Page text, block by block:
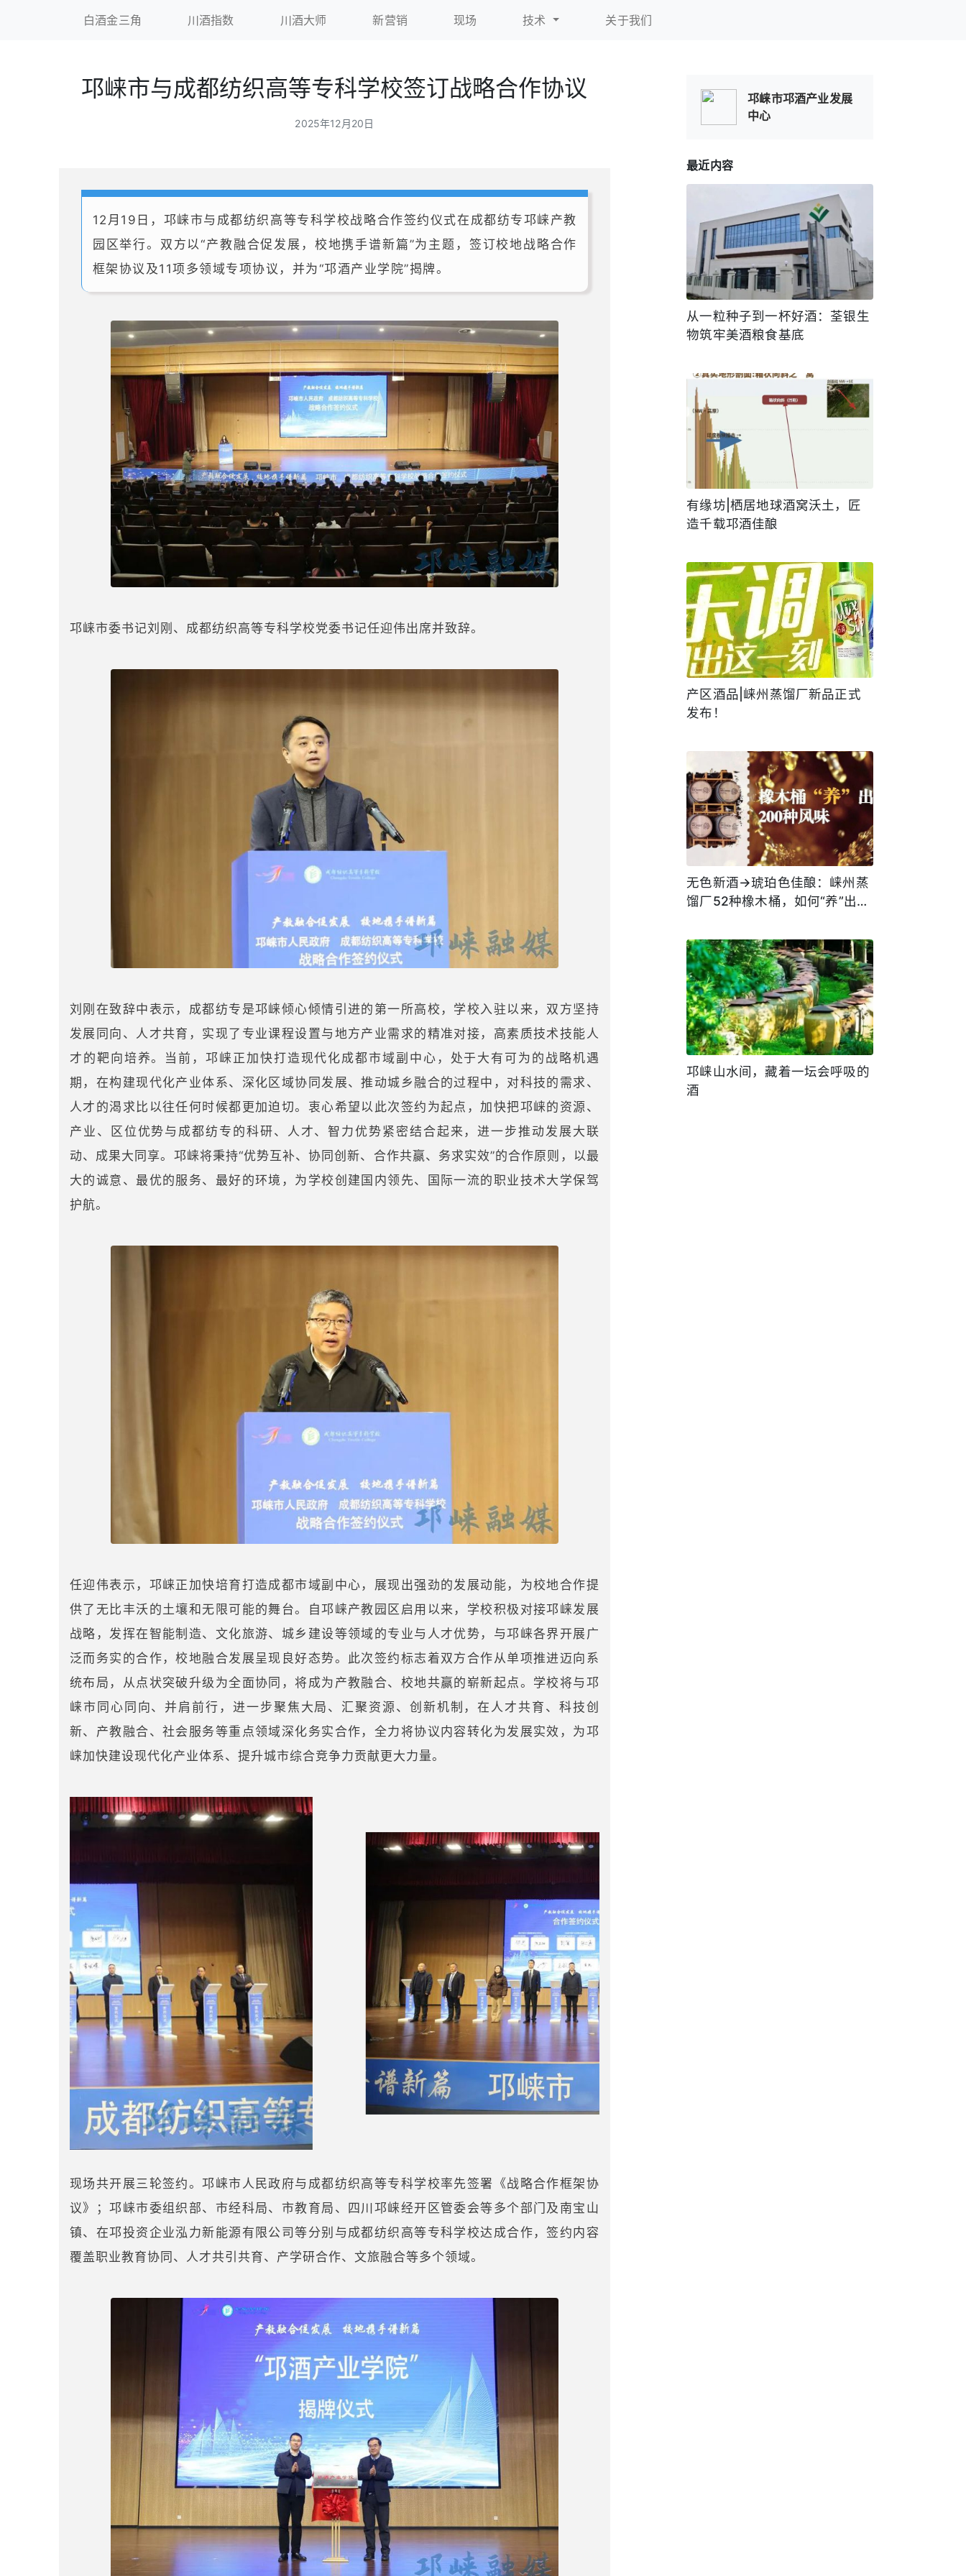
白酒金三角 川酒指数 川酒大师 新营销 现场 技术 关于我们
邛崃市与成都纺织高等专科学校签订战略合作协议
2025年12月20日
12月19日，邛崃市与成都纺织高等专科学校战略合作签约仪式在成都纺专邛崃产教
园区举行。双方以“产教融合促发展，校地携手谱新篇”为主题，签订校地战略合作
框架协议及11项多领域专项协议，并为“邛酒产业学院”揭牌。
邛崃市委书记刘刚、成都纺织高等专科学校党委书记任迎伟出席并致辞。
刘刚在致辞中表示，成都纺专是邛崃倾心倾情引进的第一所高校，学校入驻以来，双方坚持
发展同向、人才共育，实现了专业课程设置与地方产业需求的精准对接，高素质技术技能人
才的靶向培养。当前，邛崃正加快打造现代化成都市域副中心，处于大有可为的战略机遇
期，在构建现代化产业体系、深化区域协同发展、推动城乡融合的过程中，对科技的需求、
人才的渴求比以往任何时候都更加迫切。衷心希望以此次签约为起点，加快把邛崃的资源、
产业、区位优势与成都纺专的科研、人才、智力优势紧密结合起来，进一步推动发展大联
动、成果大同享。邛崃将秉持“优势互补、协同创新、合作共赢、务求实效”的合作原则，以最
大的诚意、最优的服务、最好的环境，为学校创建国内领先、国际一流的职业技术大学保驾
护航。
任迎伟表示，邛崃正加快培育打造成都市域副中心，展现出强劲的发展动能，为校地合作提
供了无比丰沃的土壤和无限可能的舞台。自邛崃产教园区启用以来，学校积极对接邛崃发展
战略，发挥在智能制造、文化旅游、城乡建设等领域的专业与人才优势，与邛崃各界开展广
泛而务实的合作，校地融合发展呈现良好态势。此次签约标志着双方合作从单项推进迈向系
统布局，从点状突破升级为全面协同，将成为产教融合、校地共赢的崭新起点。学校将与邛
崃市同心同向、并肩前行，进一步聚焦大局、汇聚资源、创新机制，在人才共育、科技创
新、产教融合、社会服务等重点领域深化务实合作，全力将协议内容转化为发展实效，为邛
崃加快建设现代化产业体系、提升城市综合竞争力贡献更大力量。
现场共开展三轮签约。邛崃市人民政府与成都纺织高等专科学校率先签署《战略合作框架协
议》；邛崃市委组织部、市经科局、市教育局、四川邛崃经开区管委会等多个部门及南宝山
镇、在邛投资企业泓力新能源有限公司等分别与成都纺织高等专科学校达成合作，签约内容
覆盖职业教育协同、人才共引共育、产学研合作、文旅融合等多个领域。
邛崃市邛酒产业发展
中心
最近内容
从一粒种子到一杯好酒：荃银生
物筑牢美酒粮食基底
有缘坊|栖居地球酒窝沃土，匠
造千载邛酒佳酿
产区酒品|崃州蒸馏厂新品正式
发布！
无色新酒→琥珀色佳酿：崃州蒸
馏厂52种橡木桶，如何“养”出
邛崃山水间，藏着一坛会呼吸的
酒